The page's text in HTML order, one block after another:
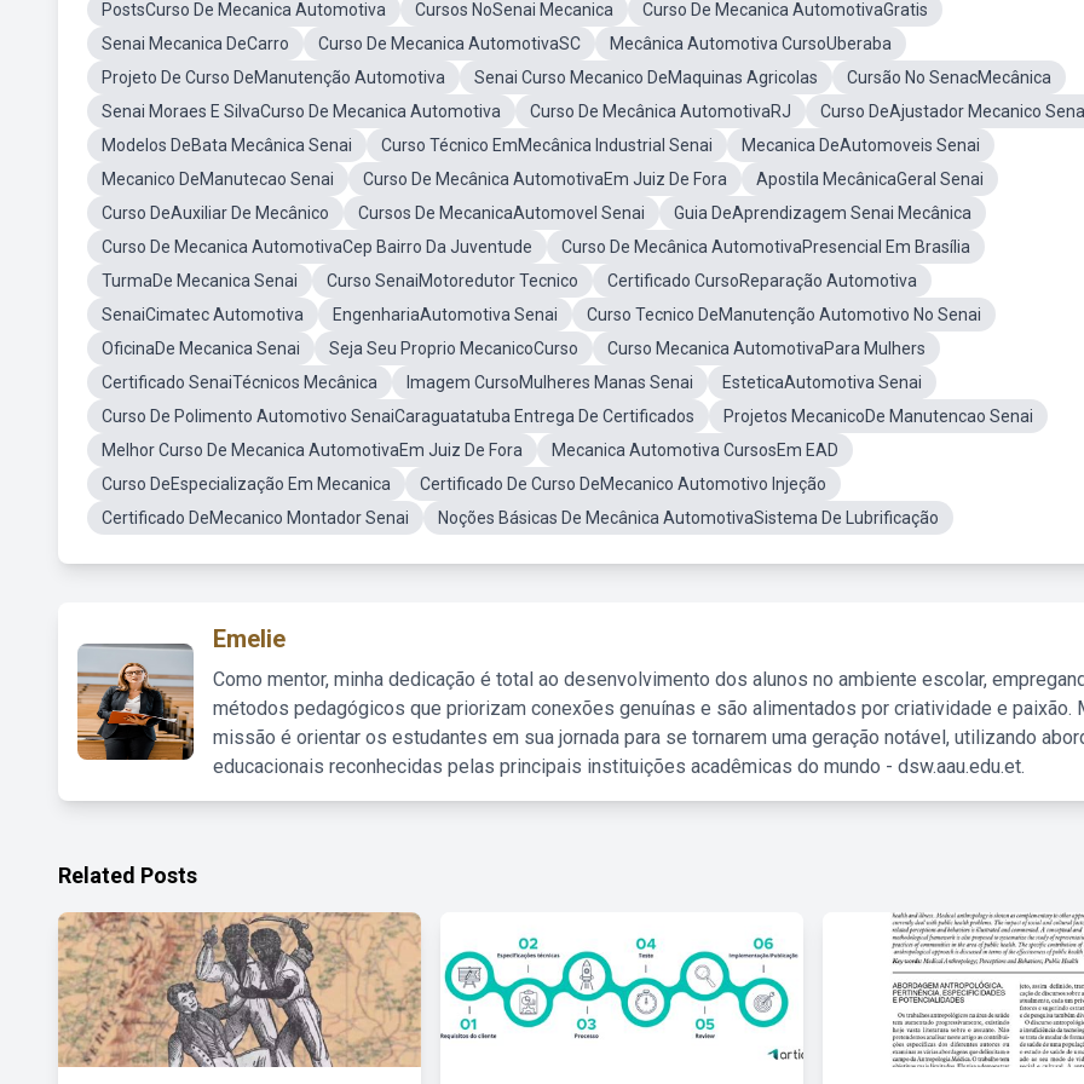
PostsCurso De Mecanica Automotiva Cursos NoSenai Mecanica
Curso De Mecanica AutomotivaGratis
Senai Mecanica DeCarro
Curso De Mecanica AutomotivaSC
Mecânica Automotiva CursoUberaba
Projeto De Curso DeManutenção Automotiva
Senai Curso Mecanico DeMaquinas Agricolas
Cursão No SenacMecânica
Senai Moraes E SilvaCurso De Mecanica Automotiva
Curso De Mecânica AutomotivaRJ
Curso DeAjustador Mecanico
Modelos DeBata Mecânica Senai
Curso Técnico EmMecânica Industrial Senai
Mecanica DeAutomoveis Senai
Mecanico DeManutecao Senai
Curso De Mecânica AutomotivaEm Juiz De Fora
Apostila MecânicaGeral Senai
Curso DeAuxiliar De Mecânico
Cursos De MecanicaAutomovel Senai
Guia DeAprendizagem Senai Mecânica
Curso De Mecanica AutomotivaCep Bairro Da Juventude
Curso De Mecânica AutomotivaPresencial Em Brasília
TurmaDe Mecanica Senai
Curso SenaiMotoredutor Tecnico
Certificado CursoReparação Automotiva
SenaiCimatec Automotiva
EngenhariaAutomotiva Senai
Curso Tecnico DeManutenção Automotivo No Senai
OficinaDe Mecanica Senai
Seja Seu Proprio MecanicoCurso
Curso Mecanica AutomotivaPara Mulhers
Certificado SenaiTécnicos Mecânica
Imagem CursoMulheres Manas Senai
EsteticaAutomotiva Senai
Curso De Polimento Automotivo SenaiCaraguatatuba Entrega De Certificados
Projetos MecanicoDe Manutencao Senai
Melhor Curso De Mecanica AutomotivaEm Juiz De Fora
Mecanica Automotiva CursosEm EAD
Curso DeEspecialização Em Mecanica
Certificado De Curso DeMecanico Automotivo Injeção
Certificado DeMecanico Montador Senai
Noções Básicas De Mecânica AutomotivaSistema De Lubrificação
Emelie
Como mentor, minha dedicação é total ao desenvolvimento dos alunos no ambiente escolar,
métodos pedagógicos que priorizam conexões genuínas e são alimentados por criatividade e paixão.
missão é orientar os estudantes em sua jornada para se tornarem uma geração notável, utilizando
educacionais reconhecidas pelas principais instituições acadêmicas do mundo - dsw.aau.edu.et.
Related Posts